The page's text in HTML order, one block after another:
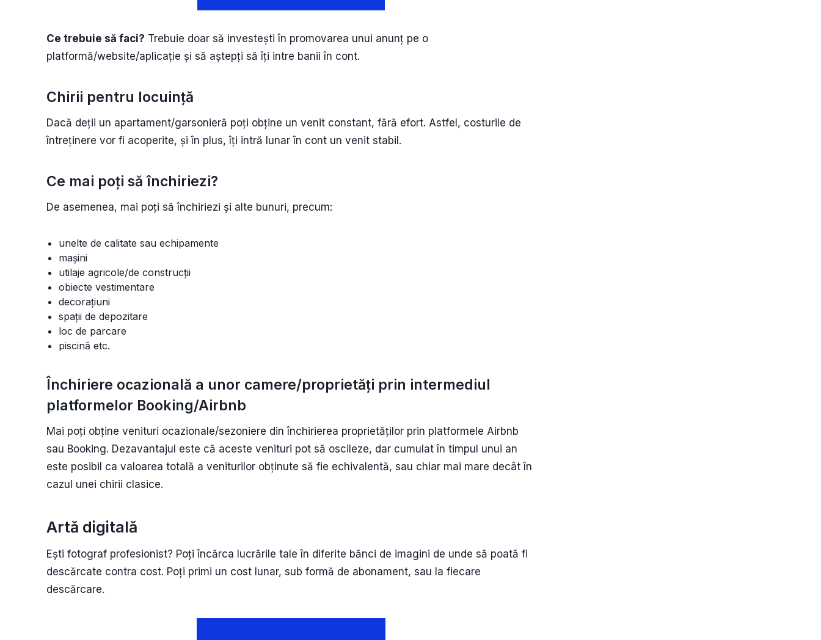
Ce trebuie să faci? Trebuie doar să investești în promovarea unui anunț pe o
platformă/website/aplicație și să aștepți să îți intre banii în cont.
Chirii pentru locuință
Dacă deții un apartament/garsonieră poți obține un venit constant, fără efort. Astfel, costurile de
întreținere vor fi acoperite, și în plus, îți intră lunar în cont un venit stabil.
Ce mai poți să închiriezi?
De asemenea, mai poți să închiriezi și alte bunuri, precum:
unelte de calitate sau echipamente
mașini
utilaje agricole/de construcții
obiecte vestimentare
decorațiuni
spații de depozitare
loc de parcare
piscină etc.
Închiriere ocazională a unor camere/proprietăți prin intermediul
platformelor Booking/Airbnb
Mai poți obține venituri ocazionale/sezoniere din închirierea proprietăților prin platformele Airbnb
sau Booking. Dezavantajul este că aceste venituri pot să oscileze, dar cumulat în timpul unui an
este posibil ca valoarea totală a veniturilor obținute să fie echivalentă, sau chiar mai mare decât în
cazul unei chirii clasice.
Artă digitală
Ești fotograf profesionist? Poți încărca lucrările tale în diferite bănci de imagini de unde să poată fi
descărcate contra cost. Poți primi un cost lunar, sub formă de abonament, sau la fiecare
descărcare.